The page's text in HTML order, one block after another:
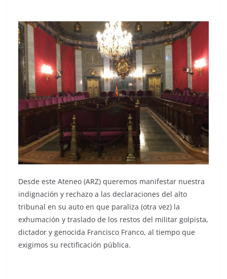
Desde este Ateneo (ARZ) queremos manifestar nuestra
indignación y rechazo a las declaraciones del alto
tribunal en su auto en que paraliza (otra vez) la
exhumación y traslado de los restos del militar golpista,
dictador y genocida Francisco Franco, al tiempo que
exigimos su rectificación pública.